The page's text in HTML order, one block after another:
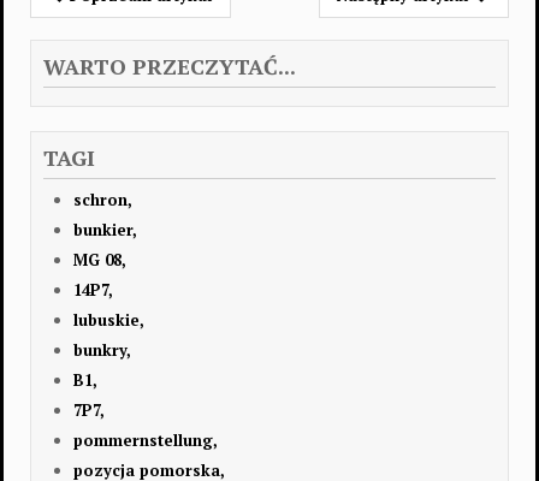
WARTO PRZECZYTAĆ...
TAGI
schron,
bunkier,
MG 08,
14P7,
lubuskie,
bunkry,
B1,
7P7,
pommernstellung,
pozycja pomorska,